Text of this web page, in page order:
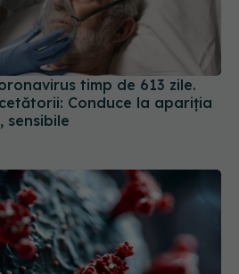
timp de 613 zile.
Conduce la apariția
sensibile